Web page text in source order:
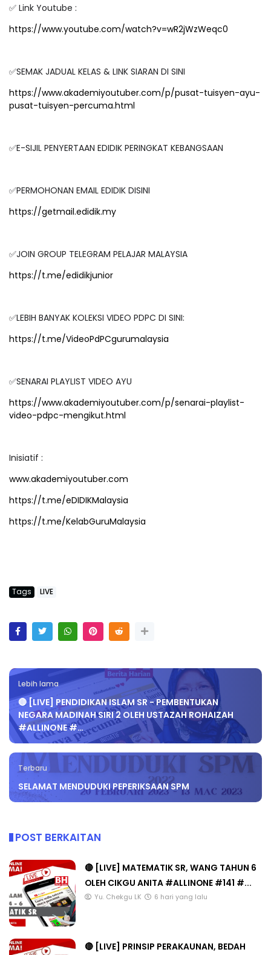
✅ Link Youtube :
https://www.youtube.com/watch?v=wR2jWzWeqc0
✅SEMAK JADUAL KELAS & LINK SIARAN DI SINI
https://www.akademiyoutuber.com/p/pusat-tuisyen-ayu-
pusat-tuisyen-percuma.html
✅E-SIJIL PENYERTAAN EDIDIK PERINGKAT KEBANGSAAN
✅PERMOHONAN EMAIL EDIDIK DISINI
https://getmail.edidik.my
✅JOIN GROUP TELEGRAM PELAJAR MALAYSIA
https://t.me/edidikjunior
✅LEBIH BANYAK KOLEKSI VIDEO PDPC DI SINI:
https://t.me/VideoPdPCgurumalaysia
✅SENARAI PLAYLIST VIDEO AYU
https://www.akademiyoutuber.com/p/senarai-playlist-
video-pdpc-mengikut.html
Inisiatif :
www.akademiyoutuber.com
https://t.me/eDIDIKMalaysia
https://t.me/KelabGuruMalaysia
Tags LIVE
Lebih lama
🔴 [LIVE] PENDIDIKAN ISLAM SR - PEMBENTUKAN
NEGARA MADINAH SIRI 2 OLEH USTAZAH ROHAIZAH
#ALLINONE #…
Terbaru
SELAMAT MENDUDUKI PEPERIKSAAN SPM
POST BERKAITAN
🔴 [LIVE] MATEMATIK SR, WANG TAHUN 6
OLEH CIKGU ANITA #ALLINONE #141 #...
Yu. Chekgu LK 6 hari yang lalu
🔴 [LIVE] PRINSIP PERAKAUNAN, BEDAH